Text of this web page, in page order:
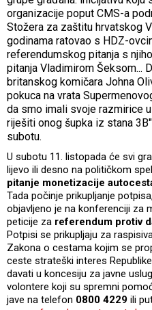
organizacije poput CMS-a
Stožera za zaštitu hrvatskog
godinama ratovao s HDZ-
referendumskog pitanja s
pitanja Vladimirom Šeksom...
britanskog komičara Johna
pokuca na vrata
da smo imali svoje razmirice
riješiti onog šupka iz stana
subotu.
U subotu 11. listopada će svi
lijevo ili desno na političkom
pitanje monetizacije
Tada počinje prikupljanje
objavljeno je na konferenciji za
peticije za referendum protiv
Potpisi se prikupljaju za
Zakona o cestama kojim se
ceste strateški interes
davati u koncesiju za javne
volontere koji su spremni
jave na telefon 0800 4229 ili